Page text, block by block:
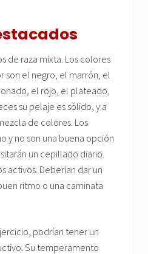
de raza mixta. Los colores
son el negro, el marrón, el
el rojo, el plateado,
su pelaje es sólido, y a
de colores. Los
y no son una buena opción
un cepillado diario.
activos. Deberían dar un
ritmo o una caminata
podrían tener un
Su temperamento